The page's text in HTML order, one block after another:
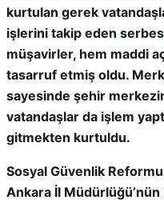
kurtulan gerek
işlerini takip eden
müşavirler, hem maddi
tasarruf etmiş oldu.
sayesinde şehir
vatandaşlar da işlem
gitmekten kurtuldu.
Sosyal Güvenlik
Ankara İl Müdürlüğü’nün